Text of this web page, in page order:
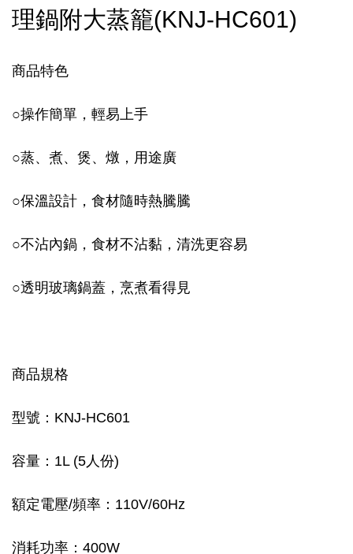
理鍋附大蒸籠(KNJ-HC601)
商品特色
○操作簡單，輕易上手
○蒸、煮、煲、燉，用途廣
○保溫設計，食材隨時熱騰騰
○不沾內鍋，食材不沾黏，清洗更容易
○透明玻璃鍋蓋，烹煮看得見
商品規格
型號：KNJ-HC601
容量：1L (5人份)
額定電壓/頻率：110V/60Hz
消耗功率：400W